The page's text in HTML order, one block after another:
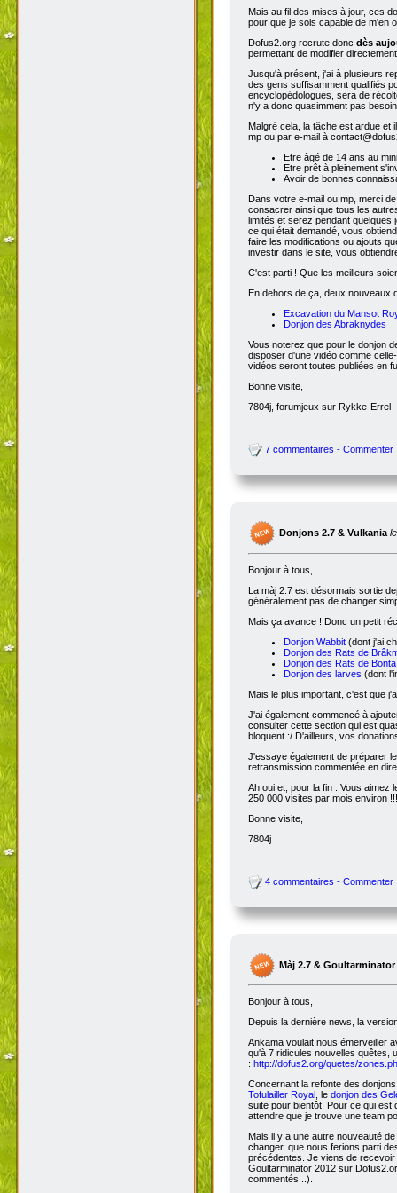
Mais au fil des mises à jour, ces
pour que je sois capable de m'en
Dofus2.org recrute donc dès
permettant de modifier
Jusqu'à présent, j'ai à plusieurs
des gens suffisamment qualifiés
encyclopédologues, sera de
n'y a donc quasimment pas
Malgré cela, la tâche est ardue
mp ou par e-mail à
Etre âgé de 14 ans au
Etre prêt à pleinement
Avoir de bonnes
Dans votre e-mail ou mp, merci
consacrer ainsi que tous les
limités et serez pendant
ce qui était demandé, vous
faire les modifications ou ajouts
investir dans le site, vous
C'est parti ! Que les meilleurs
En dehors de ça, deux nouveaux
Excavation du Mansot
Donjon des Abraknydes
Vous noterez que pour le donjon
disposer d'une vidéo comme
vidéos seront toutes publiées en
Bonne visite,
7804j, forumjeux sur Rykke-Errel
7 commentaires - Commenter
Donjons 2.7 & Vulkania
Bonjour à tous,
La màj 2.7 est désormais sortie
généralement pas de changer
Mais ça avance ! Donc un petit
Donjon Wabbit (dont j'ai
Donjon des Rats de
Donjon des Rats de Bonta
Donjon des larves (dont
Mais le plus important, c'est que
J'ai également commencé à
consulter cette section qui est
bloquent :/ D'ailleurs, vos
J'essaye également de préparer
retransmission commentée en
Ah oui et, pour la fin : Vous
250 000 visites par mois environ !!!
Bonne visite,
7804j
4 commentaires - Commenter
Màj 2.7 & Goultarminator
Bonjour à tous,
Depuis la dernière news, la
Ankama voulait nous émerveiller
qu'à 7 ridicules nouvelles quêtes,
: http://dofus2.org/quetes/
Concernant la refonte des
Tofulailler Royal , le donjon des
suite pour bientôt. Pour ce qui est
attendre que je trouve une team
Mais il y a une autre nouveauté
changer, que nous ferions parti
précédentes. Je viens de
Goultarminator 2012 sur
commentés...).